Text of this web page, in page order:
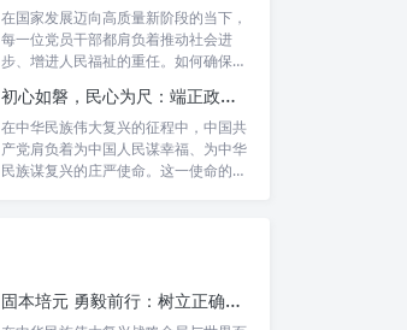
在国家发展迈向高质量新阶段的当下，
每一位党员干部都肩负着推动社会进
步、增进人民福祉的重任。如何确保我
初心如磐，民心为尺：端正政绩价值取向，砥砺为民服务初心的新时代答卷
在中华民族伟大复兴的征程中，中国共
产党肩负着为中国人民谋幸福、为中华
民族谋复兴的庄严使命。这一使命的实
固本培元 勇毅前行：树立正确政绩观，坚守初心勇担当的时代命题与实践方略